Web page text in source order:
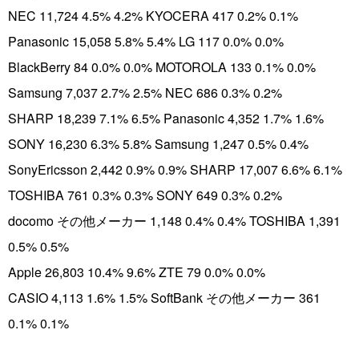
NEC 11,724 4.5% 4.2% KYOCERA 417 0.2% 0.1%
Panasonic 15,058 5.8% 5.4% LG 117 0.0% 0.0%
BlackBerry 84 0.0% 0.0% MOTOROLA 133 0.1% 0.0%
Samsung 7,037 2.7% 2.5% NEC 686 0.3% 0.2%
SHARP 18,239 7.1% 6.5% Panasonic 4,352 1.7% 1.6%
SONY 16,230 6.3% 5.8% Samsung 1,247 0.5% 0.4%
SonyEricsson 2,442 0.9% 0.9% SHARP 17,007 6.6% 6.1%
TOSHIBA 761 0.3% 0.3% SONY 649 0.3% 0.2%
docomo その他メーカー 1,148 0.4% 0.4% TOSHIBA 1,391
0.5% 0.5%
Apple 26,803 10.4% 9.6% ZTE 79 0.0% 0.0%
CASIO 4,113 1.6% 1.5% SoftBank その他メーカー 361
0.1% 0.1%